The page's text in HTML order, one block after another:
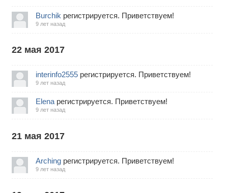
Burchik регистрируется. Приветствуем!
9 лет назад
22 мая 2017
interinfo2555регистрируется. Приветствуем!
9 лет назад
Elenaрегистрируется. Приветствуем!
9 лет назад
21 мая 2017
Archingрегистрируется. Приветствуем!
9 лет назад